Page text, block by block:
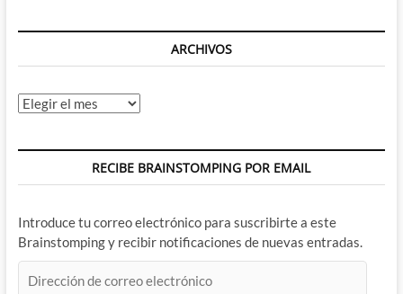
ARCHIVOS
Archivos
RECIBE BRAINSTOMPING POR EMAIL
Introduce tu correo electrónico para suscribirte a este
Brainstomping y recibir notificaciones de nuevas entradas.
de